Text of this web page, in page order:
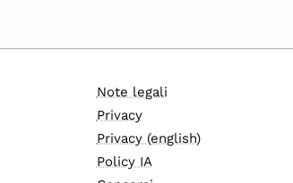
Note legali
Privacy
Privacy (english)
Policy IA